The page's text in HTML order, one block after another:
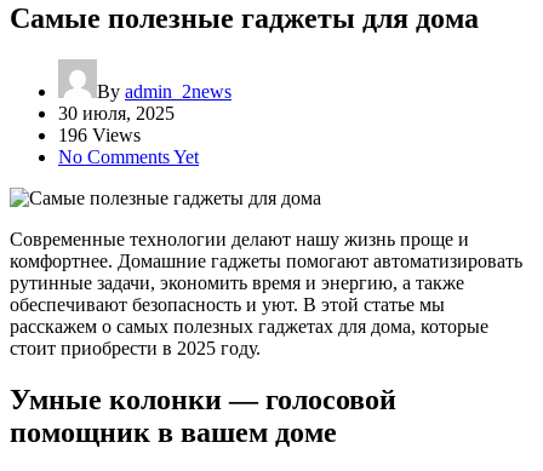
Самые полезные гаджеты для дома
By admin_2news
30 июля, 2025
196 Views
No Comments Yet
Современные технологии делают нашу жизнь проще и
комфортнее. Домашние гаджеты помогают автоматизировать
рутинные задачи, экономить время и энергию, а также
обеспечивают безопасность и уют. В этой статье мы
расскажем о самых полезных гаджетах для дома, которые
стоит приобрести в 2025 году.
Умные колонки — голосовой
помощник в вашем доме